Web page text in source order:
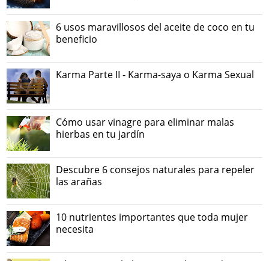
6 usos maravillosos del aceite de coco en tu
beneficio
Karma Parte II - Karma-saya o Karma Sexual
Cómo usar vinagre para eliminar malas
hierbas en tu jardín
Descubre 6 consejos naturales para repeler
las arañas
10 nutrientes importantes que toda mujer
necesita